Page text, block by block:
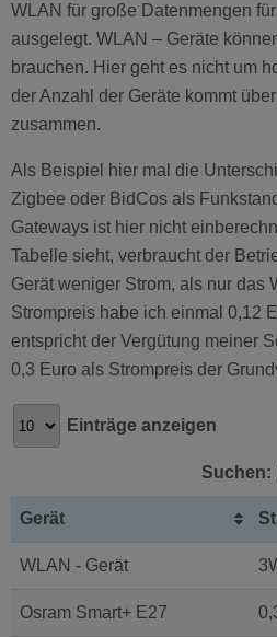
WLAN für große Datenmengen
ausgelegt. WLAN – Geräte
brauchen. Hier geht es nicht um
der Anzahl der Geräte kommt
zusammen.
Als Beispiel hier mal die
Zigbee oder BidCos als
Gateways ist hier nicht
Tabelle sieht, verbraucht der
Gerät weniger Strom, als nur das
Strompreis habe ich einmal 0,12
entspricht der Vergütung meiner
0,3 Euro als Strompreis der
Einträge anzeigen
Suchen:
Gerät
WLAN - Gerät
Osram Smart+ E27